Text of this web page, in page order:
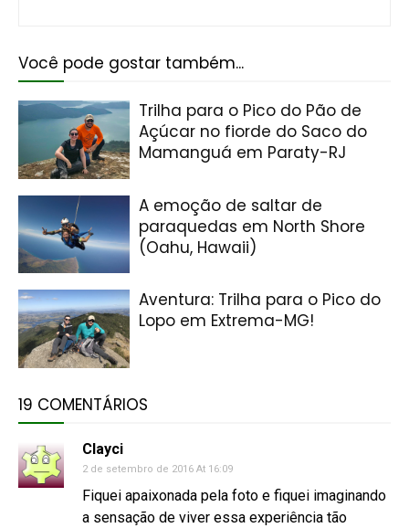
Você pode gostar também...
Trilha para o Pico do Pão de
Açúcar no fiorde do Saco do
Mamanguá em Paraty-RJ
A emoção de saltar de
paraquedas em North Shore
(Oahu, Hawaii)
Aventura: Trilha para o Pico do
Lopo em Extrema-MG!
19 COMENTÁRIOS
Clayci
2 de setembro de 2016 At 16:09
Fiquei apaixonada pela foto e fiquei imaginando
a sensação de viver essa experiência tão